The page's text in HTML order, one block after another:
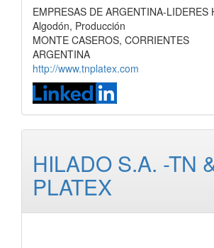
EMPRESAS DE ARGENTINA-
Algodón, Producción
MONTE CASEROS, CORRIENTES
ARGENTINA
http://www.tnplatex.com
HILADO S.A. -TN
PLATEX